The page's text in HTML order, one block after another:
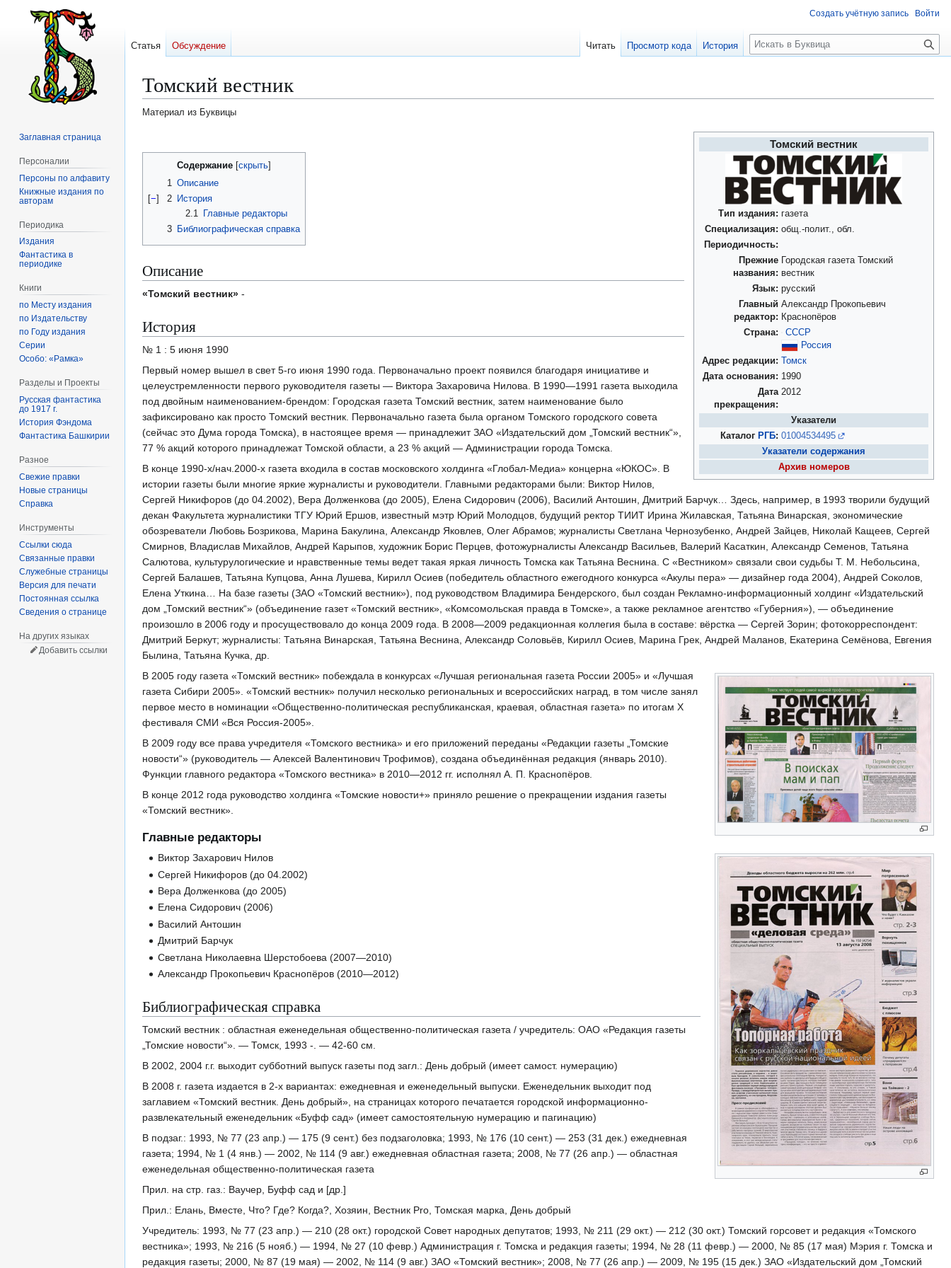
Томский вестник
Материал из Буквицы
к
навигации
к
Томский вестник
Тип издания: газета
Специализация: общ.-полит., обл.
Периодичность:
Прежние
названия:
Городская газета Томский
вестник
Язык: русский
Главный
редактор:
Александр Прокопьевич
Краснопёров
Страна:
СССР
Россия
Адрес редакции: Томск
Дата основания: 1990
Дата
прекращения:
2012
Указатели
Каталог РГБ: 01004534495
Указатели содержания
Архив номеров
Содержание
1 Описание
[−] 2
История
2.1
Главные редакторы
3
Библиографическая справка
Описание
«Томский вестник» -
История
№ 1 : 5 июня 1990
Первый номер вышел в свет 5-го июня 1990 года. Первоначально проект появился благодаря инициативе и
целеустремленности первого руководителя газеты — Виктора Захаровича Нилова. В 1990—1991 газета выходила
под двойным наименованием-брендом: Городская газета Томский вестник, затем наименование было
зафиксировано как просто Томский вестник. Первоначально газета была органом Томского городского совета
(сейчас это Дума города Томска), в настоящее время — принадлежит ЗАО «Издательский дом „Томский вестник“»,
77 % акций которого принадлежат Томской области, а 23 % акций — Администрации города Томска.
В конце 1990-х/нач.2000-х газета входила в состав московского холдинга «Глобал-Медиа» концерна «ЮКОС». В
истории газеты были многие яркие журналисты и руководители. Главными редакторами были: Виктор Нилов,
Сергей Никифоров (до 04.2002), Вера Долженкова (до 2005), Елена Сидорович (2006), Василий Антошин, Дмитрий Барчук… Здесь, например, в 1993 творили будущий
декан Факультета журналистики ТГУ Юрий Ершов, известный мэтр Юрий Молодцов, будущий ректор ТИИТ Ирина Жилавская, Татьяна Винарская, экономические
обозреватели Любовь Бозрикова, Марина Бакулина, Александр Яковлев, Олег Абрамов; журналисты Светлана Чернозубенко, Андрей Зайцев, Николай Кащеев, Сергей
Смирнов, Владислав Михайлов, Андрей Карыпов, художник Борис Перцев, фотожурналисты Александр Васильев, Валерий Касаткин, Александр Семенов, Татьяна
Салютова, культурулогические и нравственные темы ведет такая яркая личность Томска как Татьяна Веснина. С «Вестником» связали свои судьбы Т. М. Небольсина,
Сергей Балашев, Татьяна Купцова, Анна Лушева, Кирилл Осиев (победитель областного ежегодного конкурса «Акулы пера» — дизайнер года 2004), Андрей Соколов,
Елена Уткина… На базе газеты (ЗАО «Томский вестник»), под руководством Владимира Бендерского, был создан Рекламно-информационный холдинг «Издательский
дом „Томский вестник“» (объединение газет «Томский вестник», «Комсомольская правда в Томске», а также рекламное агентство «Губерния»), — объединение
произошло в 2006 году и просуществовало до конца 2009 года. В 2008—2009 редакционная коллегия была в составе: вёрстка — Сергей Зорин; фотокорреспондент:
Дмитрий Беркут; журналисты: Татьяна Винарская, Татьяна Веснина, Александр Соловьёв, Кирилл Осиев, Марина Грек, Андрей Маланов, Екатерина Семёнова, Евгения
Былина, Татьяна Кучка, др.
В 2005 году газета «Томский вестник» побеждала в конкурсах «Лучшая региональная газета России 2005» и «Лучшая
газета Сибири 2005». «Томский вестник» получил несколько региональных и всероссийских наград, в том числе занял
первое место в номинации «Общественно-политическая республиканская, краевая, областная газета» по итогам Х
фестиваля СМИ «Вся Россия-2005».
В 2009 году все права учредителя «Томского вестника» и его приложений переданы «Редакции газеты „Томские
новости“» (руководитель — Алексей Валентинович Трофимов), создана объединённая редакция (январь 2010).
Функции главного редактора «Томского вестника» в 2010—2012 гг. исполнял А. П. Краснопёров.
В конце 2012 года руководство холдинга «Томские новости+» приняло решение о прекращении издания газеты
«Томский вестник».
Главные редакторы
Виктор Захарович Нилов
Сергей Никифоров (до 04.2002)
Вера Долженкова (до 2005)
Елена Сидорович (2006)
Василий Антошин
Дмитрий Барчук
Светлана Николаевна Шерстобоева (2007—2010)
Александр Прокопьевич Краснопёров (2010—2012)
Библиографическая справка
Томский вестник : областная еженедельная общественно-политическая газета / учредитель: ОАО «Редакция газеты
„Томские новости“». — Томск, 1993 -. — 42-60 см.
В 2002, 2004 г.г. выходит субботний выпуск газеты под загл.: День добрый (имеет самост. нумерацию)
В 2008 г. газета издается в 2-х вариантах: ежедневная и еженедельный выпуски. Еженедельник выходит под
заглавием «Томский вестник. День добрый», на страницах которого печатается городской информационно-
развлекательный еженедельник «Буфф сад» (имеет самостоятельную нумерацию и пагинацию)
В подзаг.: 1993, № 77 (23 апр.) — 175 (9 сент.) без подзаголовка; 1993, № 176 (10 сент.) — 253 (31 дек.) ежедневная
газета; 1994, № 1 (4 янв.) — 2002, № 114 (9 авг.) ежедневная областная газета; 2008, № 77 (26 апр.) — областная
еженедельная общественно-политическая газета
Прил. на стр. газ.: Ваучер, Буфф сад и [др.]
Прил.: Елань, Вместе, Что? Где? Когда?, Хозяин, Вестник Pro, Томская марка, День добрый
Учредитель: 1993, № 77 (23 апр.) — 210 (28 окт.) городской Совет народных депутатов; 1993, № 211 (29 окт.) — 212 (30 окт.) Томский горсовет и редакция «Томского
вестника»; 1993, № 216 (5 нояб.) — 1994, № 27 (10 февр.) Администрация г. Томска и редакция газеты; 1994, № 28 (11 февр.) — 2000, № 85 (17 мая) Мэрия г. Томска и
редакция газеты; 2000, № 87 (19 мая) — 2002, № 114 (9 авг.) ЗАО «Томский вестник»; 2008, № 77 (26 апр.) — 2009, № 195 (15 дек.) ЗАО «Издательский дом „Томский
Создать учётную запись Войти
Статья Обсуждение Читать Просмотр кода История
П
о
к
Заглавная страница
Персоналии
Персоны по алфавиту
Книжные издания по
авторам
Периодика
Издания
Фантастика в
периодике
Книги
по Месту издания
по Издательству
по Году издания
Серии
Особо: «Рамка»
Разделы и Проекты
Русская фантастика
до 1917 г.
История Фэндома
Фантастика Башкирии
Разное
Свежие правки
Новые страницы
Справка
Инструменты
Ссылки сюда
Связанные правки
Служебные страницы
Версия для печати
Постоянная ссылка
Сведения о странице
На других языках
Добавить ссылки